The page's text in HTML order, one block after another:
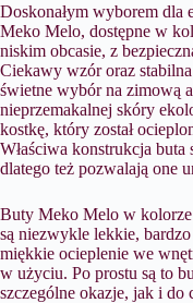
Doskonałym wyborem dla
Meko Melo, dostępne w
niskim obcasie, z
Ciekawy wzór oraz
świetne wybór na zimową
nieprzemakalnej skóry
kostkę, który został
Właściwa konstrukcja buta
dlatego też pozwalają one
Buty Meko Melo w
są niezwykle lekkie,
miękkie ocieplenie we
w użyciu. Po prostu są to
szczególne okazje, jak i do